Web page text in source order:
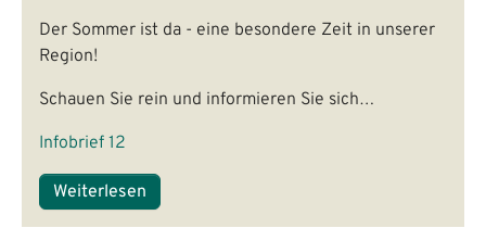
Der Sommer ist da - eine besondere Zeit in unserer
Region!
Schauen Sie rein und informieren Sie sich…
Infobrief 12
Weiterlesen